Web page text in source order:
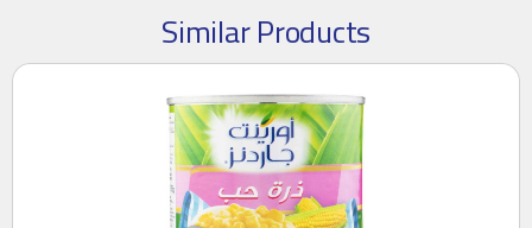
Similar Products